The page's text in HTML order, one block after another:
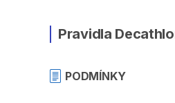
Pravidla
PODMÍNKY